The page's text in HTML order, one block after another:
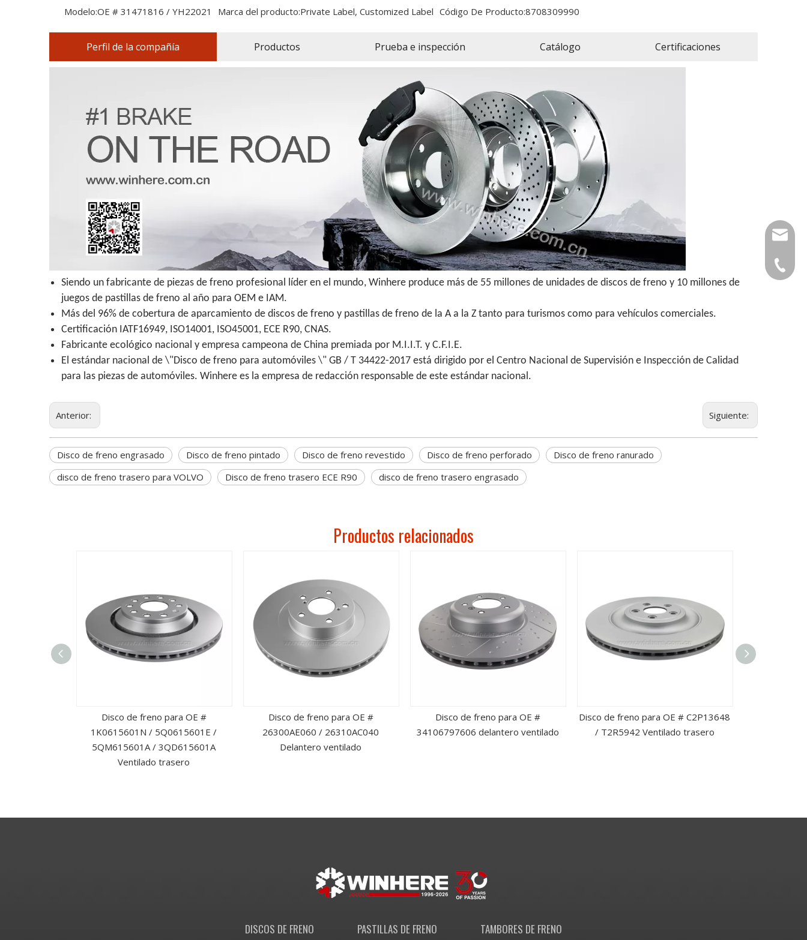
Modelo:OE # 31471816 / YH22021 Marca del producto:Private Label, Customized Label Código De Producto:8708309990
Perfil de la compañía Productos Prueba e inspección Catálogo Certificaciones
Siendo un fabricante de piezas de freno profesional líder en el mundo, Winhere produce más de 55 millones de unidades de discos de freno y 10 millones de
juegos de pastillas de freno al año para OEM e IAM.
Más del 96% de cobertura de aparcamiento de discos de freno y pastillas de freno de la A a la Z tanto para turismos como para vehículos comerciales.
Certificación IATF16949, ISO14001, ISO45001, ECE R90, CNAS.
Fabricante ecológico nacional y empresa campeona de China premiada por M.I.I.T. y C.F.I.E.
El estándar nacional de \"Disco de freno para automóviles \" GB / T 34422-2017 está dirigido por el Centro Nacional de Supervisión e Inspección de Calidad
para las piezas de automóviles. Winhere es la empresa de redacción responsable de este estándar nacional.
Anterior: Siguiente:
Disco de freno engrasado Disco de freno pintado Disco de freno revestido Disco de freno perforado
Disco de freno ranurado
disco de freno trasero para VOLVO
Disco de freno trasero ECE R90 disco de freno trasero engrasado
Productos relacionados
Disco de freno para OE #
1K0615601N / 5Q0615601E /
5QM615601A / 3QD615601A
Ventilado trasero
Disco de freno para OE #
26300AE060 / 26310AC040
Delantero ventilado
Disco de freno para OE #
34106797606 delantero ventilado
Disco de freno para OE # C2P13648
/ T2R5942 Ventilado trasero
DISCOS DE FRENO PASTILLAS DE FRENO TAMBORES DE FRENO
0086-